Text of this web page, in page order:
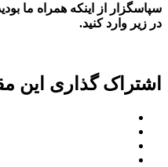
سپاسگزار از اینکه همراه ما
در زیر وارد کنید.
اشتراک گذاری این